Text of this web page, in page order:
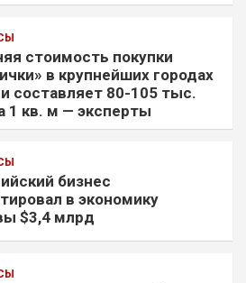
стоимость покупки
в крупнейших городах
составляет 80-105 тыс.
1 кв. м — эксперты
бизнес
в экономику
$3,4 млрд